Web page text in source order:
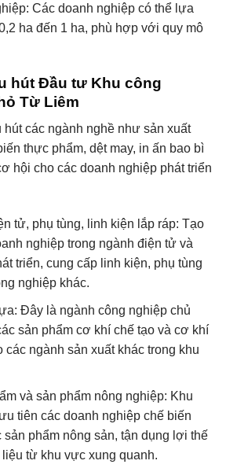
Các doanh nghiệp có thể lựa
ha đến 1 ha, phù hợp với quy mô
hút Đầu tư Khu công
Từ Liêm
hút các ngành nghề như sản xuất
thực phẩm, dệt may, in ấn bao bì
hội cho các doanh nghiệp phát triển
tử, phụ tùng, linh kiện lắp ráp: Tạo
nghiệp trong ngành điện tử và
triển, cung cấp linh kiện, phụ tùng
nghiệp khác.
Đây là ngành công nghiệp chủ
sản phẩm cơ khí chế tạo và cơ khí
các ngành sản xuất khác trong khu
và sản phẩm nông nghiệp: Khu
tiên các doanh nghiệp chế biến
sản phẩm nông sản, tận dụng lợi thế
từ khu vực xung quanh.